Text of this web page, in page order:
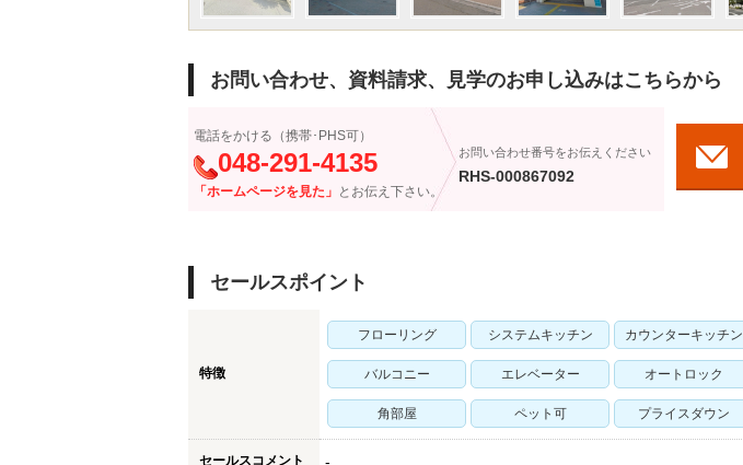
お問い合わせ、資料請求、見学のお申し込みはこちらから
電話をかける（携帯･PHS可）
048-291-4135
「ホームページを見た」 とお伝え下さい。
お問い合わせ番号をお伝えください
RHS-000867092
セールスポイント
特徴
フローリング システムキッチン カウンターキッチン
バルコニー エレベーター オートロック
角部屋 ペット可 プライスダウン
セールスコメント